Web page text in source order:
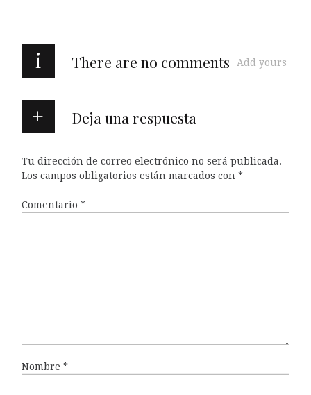
i There are no comments Add yours
Deja una respuesta
Tu dirección de correo electrónico no será publicada.
Los campos obligatorios están marcados con *
Comentario *
Nombre *